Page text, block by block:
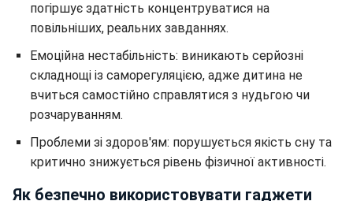
погіршує здатність концентруватися на
повільніших, реальних завданнях.
Емоційна нестабільність: виникають серйозні
складнощі із саморегуляцією, адже дитина не
вчиться самостійно справлятися з нудьгою чи
розчаруванням.
Проблеми зі здоров'ям: порушується якість сну та
критично знижується рівень фізичної активності.
Як безпечно використовувати гаджети